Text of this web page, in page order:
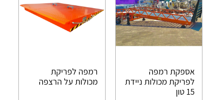
אספקת רמפה
לפריקת מכולות ניידת
15 טון
רמפה לפריקת
מכולות על הרצפה